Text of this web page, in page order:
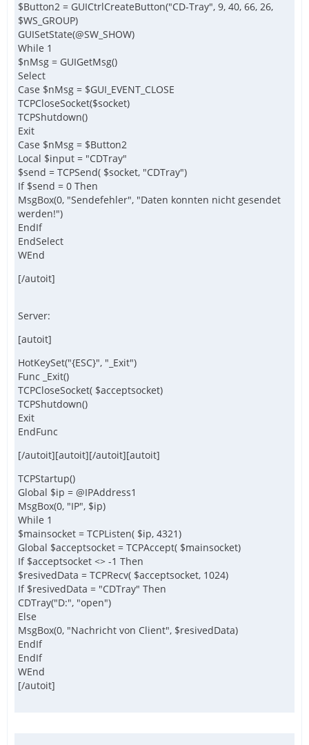
$Button2 = GUICtrlCreateButton("CD-Tray", 9, 40, 66, 26,
$WS_GROUP)
GUISetState(@SW_SHOW)
While 1
$nMsg = GUIGetMsg()
Select
Case $nMsg = $GUI_EVENT_CLOSE
TCPCloseSocket($socket)
TCPShutdown()
Exit
Case $nMsg = $Button2
Local $input = "CDTray"
$send = TCPSend( $socket, "CDTray")
If $send = 0 Then
MsgBox(0, "Sendefehler", "Daten konnten nicht gesendet
werden!")
EndIf
EndSelect
WEnd
[/autoit]
Server:
[autoit]
HotKeySet("{ESC}", "_Exit")
Func _Exit()
TCPCloseSocket( $acceptsocket)
TCPShutdown()
Exit
EndFunc
[/autoit][autoit][/autoit][autoit]
TCPStartup()
Global $ip = @IPAddress1
MsgBox(0, "IP", $ip)
While 1
$mainsocket = TCPListen( $ip, 4321)
Global $acceptsocket = TCPAccept( $mainsocket)
If $acceptsocket <> -1 Then
$resivedData = TCPRecv( $acceptsocket, 1024)
If $resivedData = "CDTray" Then
CDTray("D:", "open")
Else
MsgBox(0, "Nachricht von Client", $resivedData)
EndIf
EndIf
WEnd
[/autoit]